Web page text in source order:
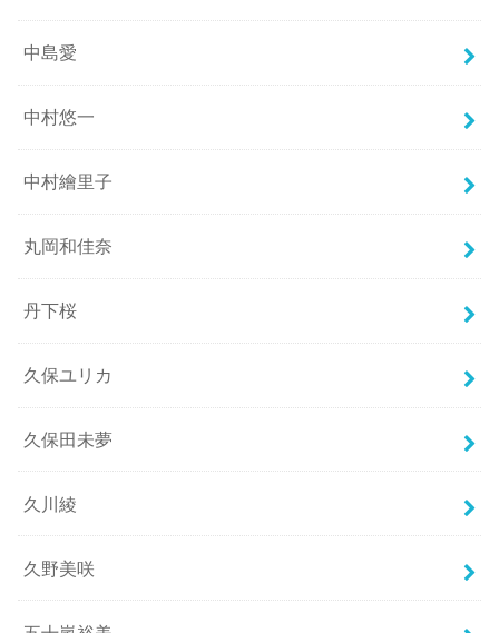
中島愛
中村悠一
中村繪里子
丸岡和佳奈
丹下桜
久保ユリカ
久保田未夢
久川綾
久野美咲